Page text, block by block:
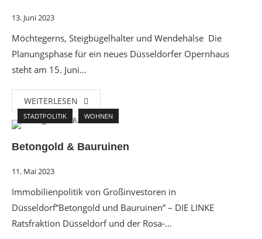
13. Juni 2023
Möchtegerns, Steigbügelhalter und Wendehälse Die
Planungsphase für ein neues Düsseldorfer Opernhaus
steht am 15. Juni…
WEITERLESEN
STADTPOLITIK WOHNEN
Betongold & Bauruinen
11. Mai 2023
Immobilienpolitik von Großinvestoren in
Düsseldorf“Betongold und Bauruinen” – DIE LINKE
Ratsfraktion Düsseldorf und der Rosa-…